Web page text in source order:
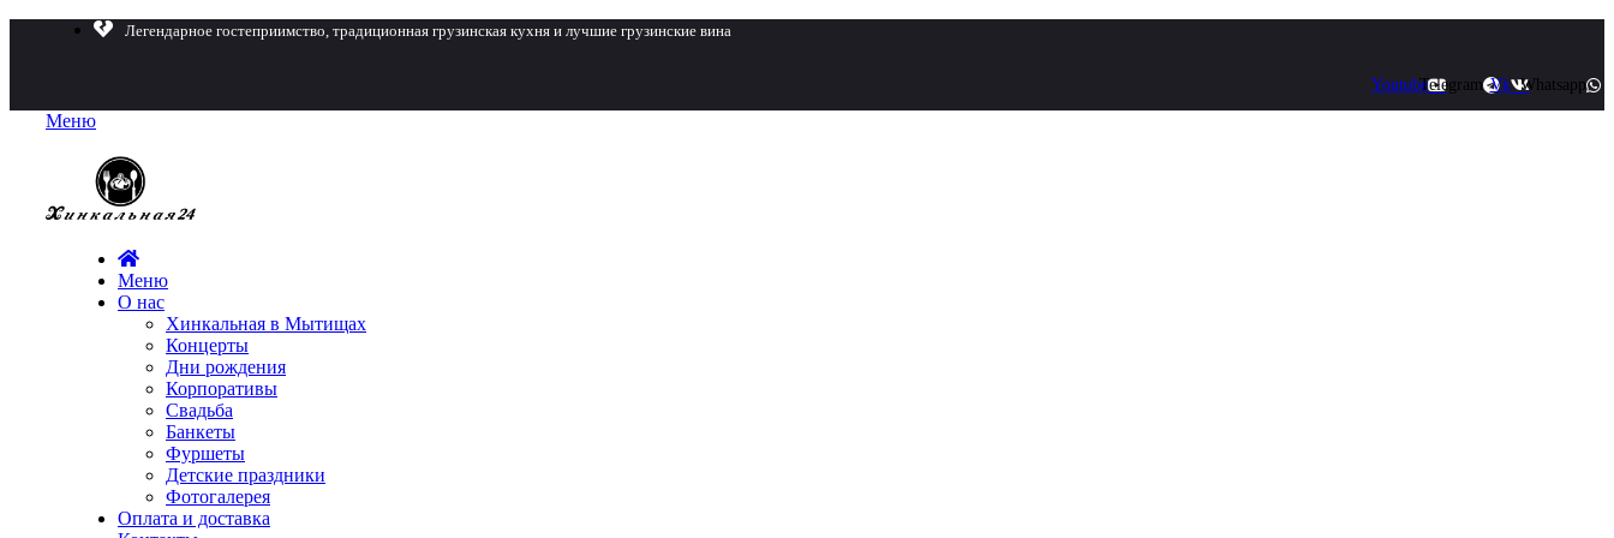
Легендарное гостеприимство, традиционная грузинская кухня и лучшие грузинские вина
YoutubeTelegram Vk Whatsapp
Меню
Меню
О нас
Хинкальная в Мытищах
Концерты
Дни рождения
Корпоративы
Свадьба
Банкеты
Фуршеты
Детские праздники
Фотогалерея
Оплата и доставка